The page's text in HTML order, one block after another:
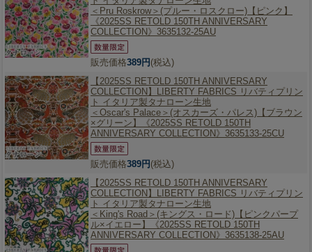
＜Pru Roskrow＞(プルー・ロスクロー)【ピンク】
《2025SS RETOLD 150TH ANNIVERSARY
COLLECTION》3635132-25AU
販売価格389円 (税込)
【2025SS RETOLD 150TH ANNIVERSARY
COLLECTION】
LIBERTY FABRICS リバティプリン
ト イタリア製タナローン生地
＜Oscar's Palace＞(オスカーズ・パレス)【ブラウン
×グリーン】《2025SS RETOLD 150TH
ANNIVERSARY COLLECTION》3635133-25CU
販売価格389円 (税込)
【2025SS RETOLD 150TH ANNIVERSARY
COLLECTION】
LIBERTY FABRICS リバティプリン
ト イタリア製タナローン生地
＜King's Road＞(キングス・ロード)【ピンクパープ
ル×イエロー】《2025SS RETOLD 150TH
ANNIVERSARY COLLECTION》3635138-25AU